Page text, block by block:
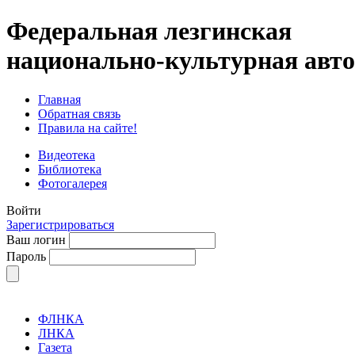
Федеральная лезгинская
национально-культурная
Главная
Обратная связь
Правила на сайте!
Видеотека
Библиотека
Фотогалерея
Войти
Зарегистрироваться
Ваш логин
Пароль
ФЛНКА
ЛНКА
Газета